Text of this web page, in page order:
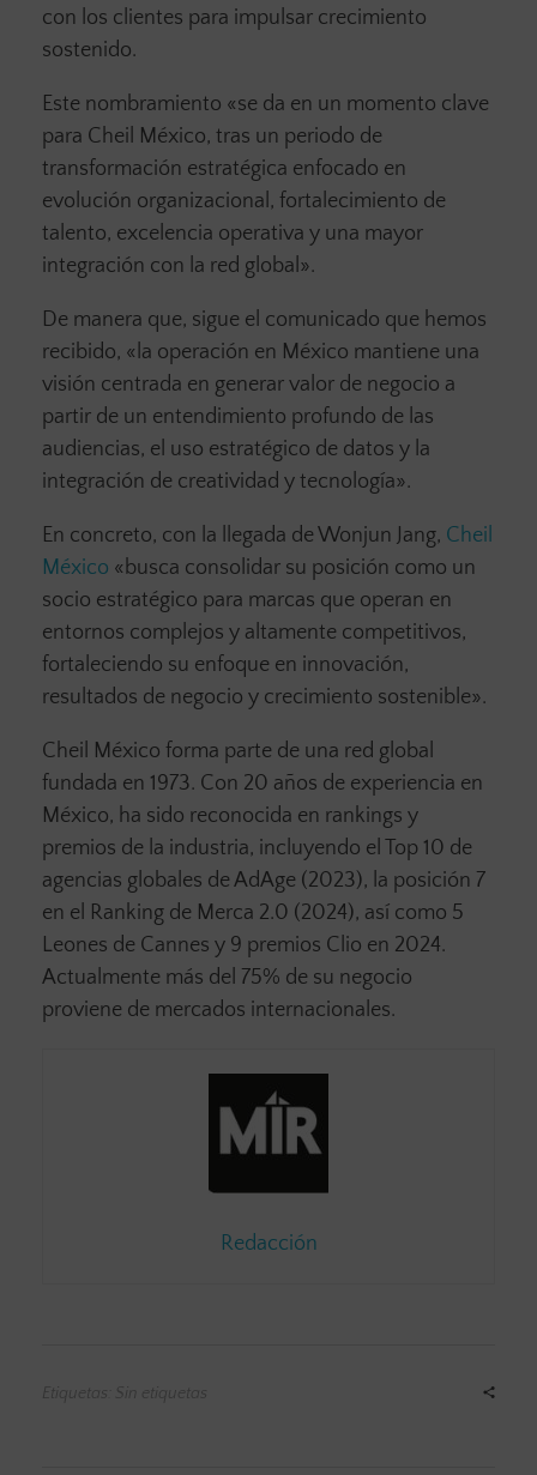
con los clientes para impulsar crecimiento
sostenido.
Este nombramiento «se da en un momento clave
para Cheil México, tras un periodo de
transformación estratégica enfocado en
evolución organizacional, fortalecimiento de
talento, excelencia operativa y una mayor
integración con la red global».
De manera que, sigue el comunicado que hemos
recibido, «la operación en México mantiene una
visión centrada en generar valor de negocio a
partir de un entendimiento profundo de las
audiencias, el uso estratégico de datos y la
integración de creatividad y tecnología».
En concreto, con la llegada de Wonjun Jang, Cheil
México «busca consolidar su posición como un
socio estratégico para marcas que operan en
entornos complejos y altamente competitivos,
fortaleciendo su enfoque en innovación,
resultados de negocio y crecimiento sostenible».
Cheil México forma parte de una red global
fundada en 1973. Con 20 años de experiencia en
México, ha sido reconocida en rankings y
premios de la industria, incluyendo el Top 10 de
agencias globales de AdAge (2023), la posición 7
en el Ranking de Merca 2.0 (2024), así como 5
Leones de Cannes y 9 premios Clio en 2024.
Actualmente más del 75% de su negocio
proviene de mercados internacionales.
Redacción
Etiquetas: Sin etiquetas